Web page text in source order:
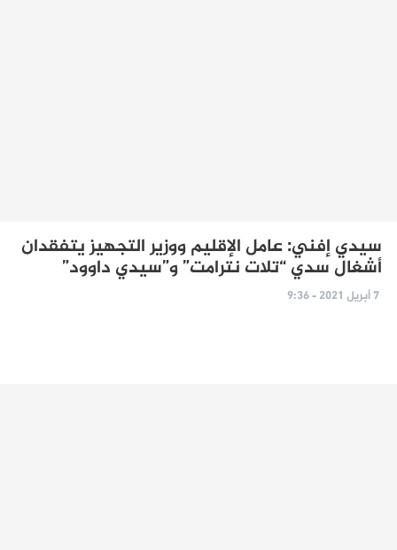
سيدي إفني: عامل الإقليم ووزير التجهيز يتفقدان
أشغال سدي “تلات نترامت” و”سيدي داوود”
7 أبريل 2021 - 9:36